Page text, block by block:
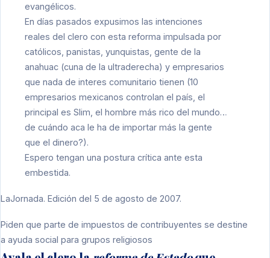
evangélicos.
En días pasados expusimos las intenciones
reales del clero con esta reforma impulsada por
católicos, panistas, yunquistas, gente de la
anahuac (cuna de la ultraderecha) y empresarios
que nada de interes comunitario tienen (10
empresarios mexicanos controlan el país, el
principal es Slim, el hombre más rico del mundo…
de cuándo aca le ha de importar más la gente
que el dinero?).
Espero tengan una postura crítica ante esta
embestida.
LaJornada. Edición del 5 de agosto de 2007.
Piden que parte de impuestos de contribuyentes se destine
a ayuda social para grupos religiosos